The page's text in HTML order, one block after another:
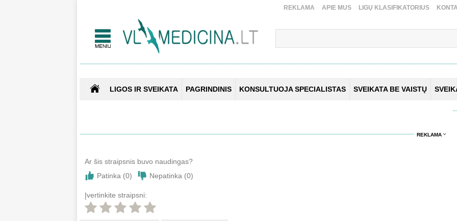
REKLAMA APIE MUS LIGŲ KLASIFIKATORIUS
LIGOS IR SVEIKATA PAGRINDINIS KONSULTUOJA SPECIALISTAS SVEIKATA BE VAISTŲ
REKLAMA
Ar šis straipsnis buvo naudingas?
Patinka (0) Nepatinka (0)
Įvertinkite straipsni: